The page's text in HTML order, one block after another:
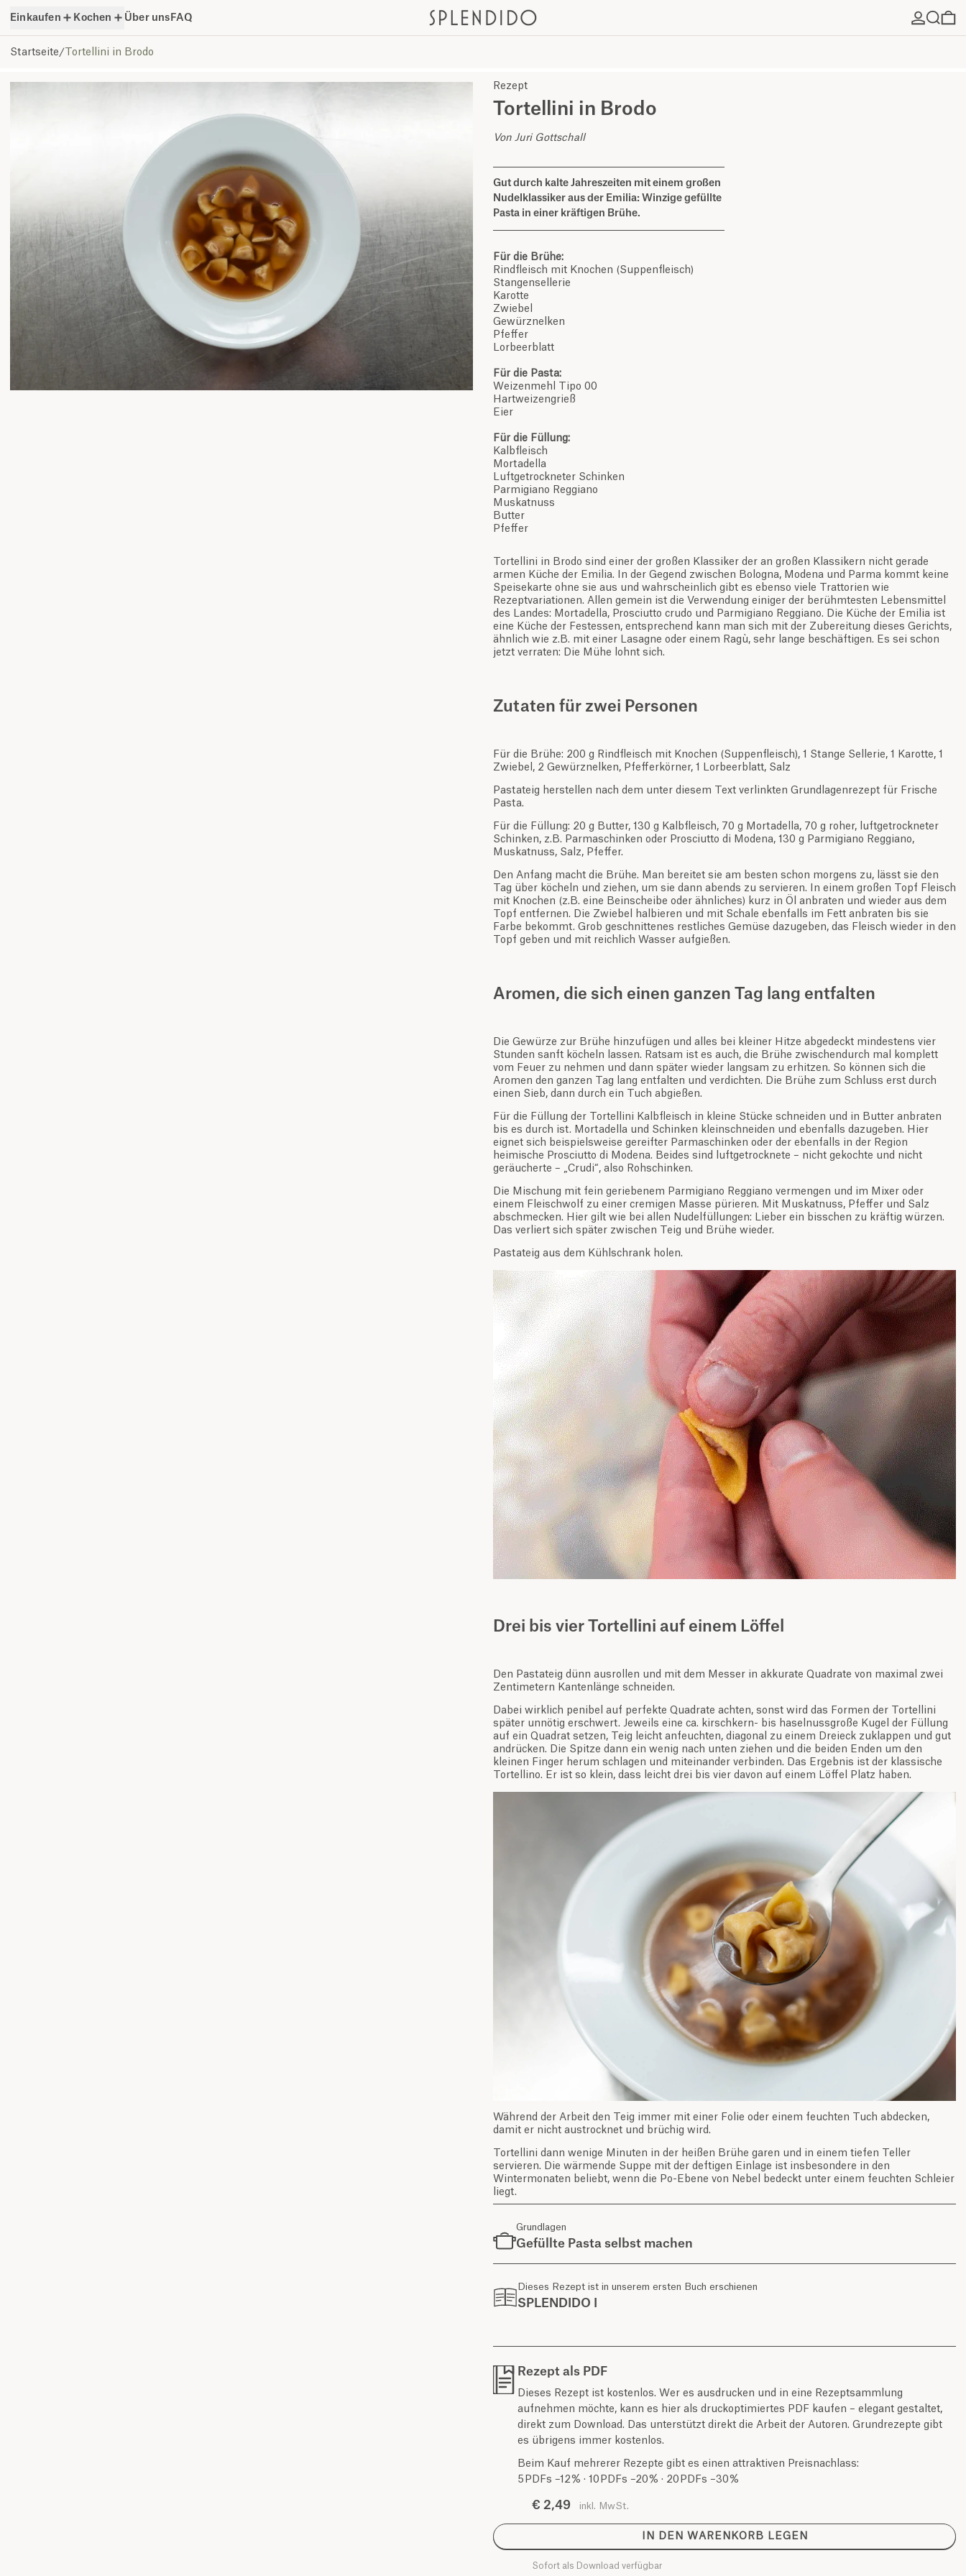
Einkaufen Kochen Über uns FAQ Suchen0
Startseite/ Tortellini in Brodo
Rezept
Tortellini in Brodo
Von Juri Gottschall
Gut durch kalte Jahreszeiten mit einem großen
Nudelklassiker aus der Emilia: Winzige gefüllte
Pasta in einer kräftigen Brühe.
Für die Brühe:
Rindfleisch mit Knochen (Suppenfleisch)
Stangensellerie
Karotte
Zwiebel
Gewürznelken
Pfeffer
Lorbeerblatt
Für die Pasta:
Weizenmehl Tipo 00
Hartweizengrieß
Eier
Für die Füllung:
Kalbfleisch
Mortadella
Luftgetrockneter Schinken
Parmigiano Reggiano
Muskatnuss
Butter
Pfeffer
Tortellini in Brodo sind einer der großen Klassiker der an großen Klassikern nicht gerade
armen Küche der Emilia. In der Gegend zwischen Bologna, Modena und Parma kommt keine
Speisekarte ohne sie aus und wahrscheinlich gibt es ebenso viele Trattorien wie
Rezeptvariationen. Allen gemein ist die Verwendung einiger der berühmtesten Lebensmittel
des Landes: Mortadella, Prosciutto crudo und Parmigiano Reggiano. Die Küche der Emilia ist
eine Küche der Festessen, entsprechend kann man sich mit der Zubereitung dieses Gerichts,
ähnlich wie z.B. mit einer Lasagne oder einem Ragù, sehr lange beschäftigen. Es sei schon
jetzt verraten: Die Mühe lohnt sich.
Zutaten für zwei Personen
Für die Brühe: 200 g Rindfleisch mit Knochen (Suppenfleisch), 1 Stange Sellerie, 1 Karotte, 1
Zwiebel, 2 Gewürznelken, Pfefferkörner, 1 Lorbeerblatt, Salz
Pastateig herstellen nach dem unter diesem Text verlinkten Grundlagenrezept für Frische
Pasta.
Für die Füllung: 20 g Butter, 130 g Kalbfleisch, 70 g Mortadella, 70 g roher, luftgetrockneter
Schinken, z.B. Parmaschinken oder Prosciutto di Modena, 130 g Parmigiano Reggiano,
Muskatnuss, Salz, Pfeffer.
Den Anfang macht die Brühe. Man bereitet sie am besten schon morgens zu, lässt sie den
Tag über köcheln und ziehen, um sie dann abends zu servieren. In einem großen Topf Fleisch
mit Knochen (z.B. eine Beinscheibe oder ähnliches) kurz in Öl anbraten und wieder aus dem
Topf entfernen. Die Zwiebel halbieren und mit Schale ebenfalls im Fett anbraten bis sie
Farbe bekommt. Grob geschnittenes restliches Gemüse dazugeben, das Fleisch wieder in den
Topf geben und mit reichlich Wasser aufgießen.
Aromen, die sich einen ganzen Tag lang entfalten
Die Gewürze zur Brühe hinzufügen und alles bei kleiner Hitze abgedeckt mindestens vier
Stunden sanft köcheln lassen. Ratsam ist es auch, die Brühe zwischendurch mal komplett
vom Feuer zu nehmen und dann später wieder langsam zu erhitzen. So können sich die
Aromen den ganzen Tag lang entfalten und verdichten. Die Brühe zum Schluss erst durch
einen Sieb, dann durch ein Tuch abgießen.
Für die Füllung der Tortellini Kalbfleisch in kleine Stücke schneiden und in Butter anbraten
bis es durch ist. Mortadella und Schinken kleinschneiden und ebenfalls dazugeben. Hier
eignet sich beispielsweise gereifter Parmaschinken oder der ebenfalls in der Region
heimische Prosciutto di Modena. Beides sind luftgetrocknete – nicht gekochte und nicht
geräucherte – „Crudi“, also Rohschinken.
Die Mischung mit fein geriebenem Parmigiano Reggiano vermengen und im Mixer oder
einem Fleischwolf zu einer cremigen Masse pürieren. Mit Muskatnuss, Pfeffer und Salz
abschmecken. Hier gilt wie bei allen Nudelfüllungen: Lieber ein bisschen zu kräftig würzen.
Das verliert sich später zwischen Teig und Brühe wieder.
Pastateig aus dem Kühlschrank holen.
Drei bis vier Tortellini auf einem Löffel
Den Pastateig dünn ausrollen und mit dem Messer in akkurate Quadrate von maximal zwei
Zentimetern Kantenlänge schneiden.
Dabei wirklich penibel auf perfekte Quadrate achten, sonst wird das Formen der Tortellini
später unnötig erschwert. Jeweils eine ca. kirschkern- bis haselnussgroße Kugel der Füllung
auf ein Quadrat setzen, Teig leicht anfeuchten, diagonal zu einem Dreieck zuklappen und gut
andrücken. Die Spitze dann ein wenig nach unten ziehen und die beiden Enden um den
kleinen Finger herum schlagen und miteinander verbinden. Das Ergebnis ist der klassische
Tortellino. Er ist so klein, dass leicht drei bis vier davon auf einem Löffel Platz haben.
Während der Arbeit den Teig immer mit einer Folie oder einem feuchten Tuch abdecken,
damit er nicht austrocknet und brüchig wird.
Tortellini dann wenige Minuten in der heißen Brühe garen und in einem tiefen Teller
servieren. Die wärmende Suppe mit der deftigen Einlage ist insbesondere in den
Wintermonaten beliebt, wenn die Po-Ebene von Nebel bedeckt unter einem feuchten Schleier
liegt.
Grundlagen
Gefüllte Pasta selbst machen
Dieses Rezept ist in unserem ersten Buch erschienen
SPLENDIDO I
Rezept als PDF
Dieses Rezept ist kostenlos. Wer es ausdrucken und in eine Rezeptsammlung
aufnehmen möchte, kann es hier als druckoptimiertes PDF kaufen – elegant gestaltet,
direkt zum Download. Das unterstützt direkt die Arbeit der Autoren. Grundrezepte gibt
es übrigens immer kostenlos.
Beim Kauf mehrerer Rezepte gibt es einen attraktiven Preisnachlass:
5 PDFs –12 % · 10 PDFs –20 % · 20 PDFs –30 %
€ 2,49 inkl. MwSt.
IN DEN WARENKORB LEGEN
Sofort als Download verfügbar